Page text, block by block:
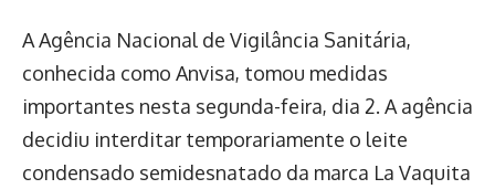
A Agência Nacional de Vigilância Sanitária,
conhecida como Anvisa, tomou medidas
importantes nesta segunda-feira, dia 2. A agência
decidiu interditar temporariamente o leite
condensado semidesnatado da marca La Vaquita